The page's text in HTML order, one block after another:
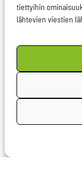
tiettyihin
lähtevien viestien